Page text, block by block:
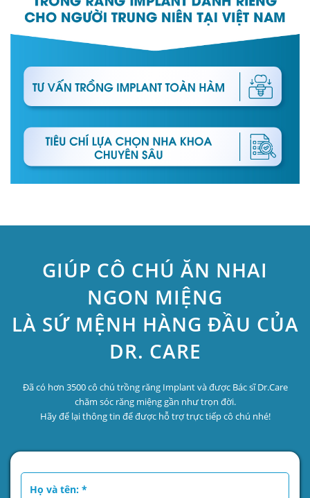
GIÚP CÔ CHÚ ĂN NHAI
NGON MIỆNG
LÀ SỨ MỆNH HÀNG ĐẦU CỦA
DR. CARE
Đã có hơn 3500 cô chú trồng răng Implant và được Bác sĩ Dr.Care
chăm sóc răng miệng gần như trọn đời.
Hãy để lại thông tin để được hỗ trợ trực tiếp cô chú nhé!